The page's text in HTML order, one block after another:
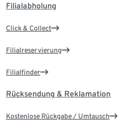
Filialabholung
Click & Collect
Filialreservierung
Filialfinder
Rücksendung & Reklamation
Kostenlose Rückgabe / Umtausch